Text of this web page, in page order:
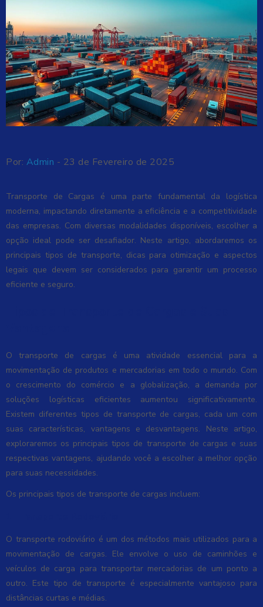
Por: Admin - 23 de Fevereiro de 2025
Transporte de Cargas é uma parte fundamental da logística
moderna, impactando diretamente a eficiência e a competitividade
das empresas. Com diversas modalidades disponíveis, escolher a
opção ideal pode ser desafiador. Neste artigo, abordaremos os
principais tipos de transporte, dicas para otimização e aspectos
legais que devem ser considerados para garantir um processo
eficiente e seguro.
O transporte de cargas é uma atividade essencial para a
movimentação de produtos e mercadorias em todo o mundo. Com
o crescimento do comércio e a globalização, a demanda por
soluções logísticas eficientes aumentou significativamente.
Existem diferentes tipos de transporte de cargas, cada um com
suas características, vantagens e desvantagens. Neste artigo,
exploraremos os principais tipos de transporte de cargas e suas
respectivas vantagens, ajudando você a escolher a melhor opção
para suas necessidades.
Os principais tipos de transporte de cargas incluem:
O transporte rodoviário é um dos métodos mais utilizados para a
movimentação de cargas. Ele envolve o uso de caminhões e
veículos de carga para transportar mercadorias de um ponto a
outro. Este tipo de transporte é especialmente vantajoso para
distâncias curtas e médias.